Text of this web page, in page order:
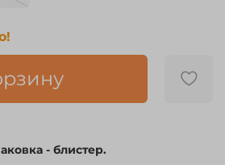
- блистер.